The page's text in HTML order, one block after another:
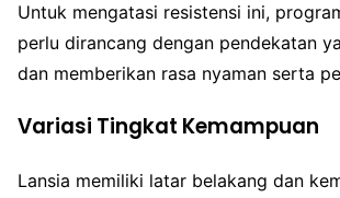
Untuk mengatasi resistensi ini,
perlu dirancang dengan pendekatan
dan memberikan rasa nyaman serta
Variasi Tingkat Kemampuan
Lansia memiliki latar belakang dan